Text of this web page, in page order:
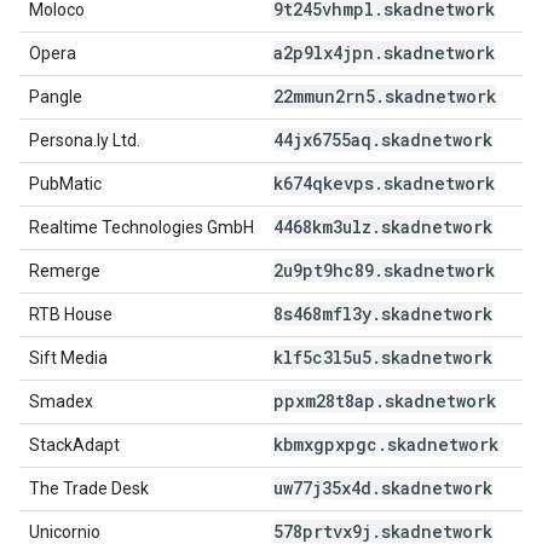
Moloco 9t245vhmpl . skadnetwork
Opera a2p9lx4jpn . skadnetwork
Pangle 22mmun2rn5. skadnetwork
Persona.ly Ltd. 44jx6755aq . skadnetwork
PubMatic k674qkevps. skadnetwork
Realtime Technologies GmbH 4468km3ulz . skadnetwork
Remerge 2u9pt9hc89. skadnetwork
RTB House 8s468mfl3y. skadnetwork
Sift Media klf5c3l5u5. skadnetwork
Smadex ppxm28t8ap . skadnetwork
StackAdapt kbmxgpxpgc . skadnetwork
The Trade Desk uw77j35x4d . skadnetwork
Unicornio 578prtvx9j . skadnetwork